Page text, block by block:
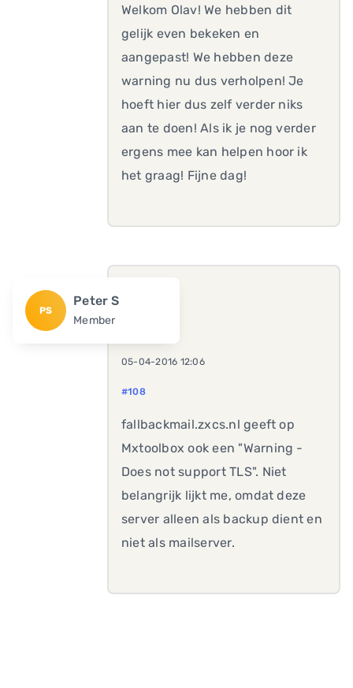
Welkom Olav! We hebben dit
gelijk even bekeken en
aangepast! We hebben deze
warning nu dus verholpen! Je
hoeft hier dus zelf verder niks
aan te doen! Als ik je nog verder
ergens mee kan helpen hoor ik
het graag! Fijne dag!
PS
Peter S
Member
05-04-2016 12:06
#108
fallbackmail.zxcs.nl geeft op
Mxtoolbox ook een "Warning -
Does not support TLS". Niet
belangrijk lijkt me, omdat deze
server alleen als backup dient en
niet als mailserver.